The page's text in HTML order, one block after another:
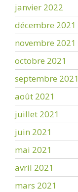
janvier 2022
décembre 2021
novembre 2021
octobre 2021
septembre 2021
août 2021
juillet 2021
juin 2021
mai 2021
avril 2021
mars 2021